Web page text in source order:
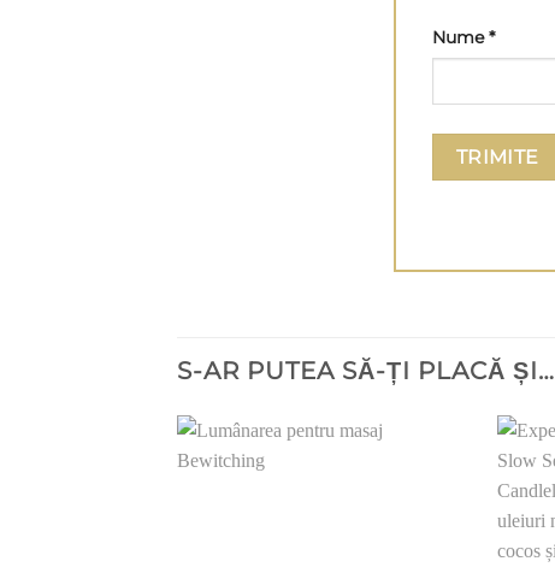
Nume*
S-AR PUTEA SĂ-ȚI PLACĂ ȘI…